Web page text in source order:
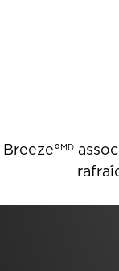
Breeze°MD